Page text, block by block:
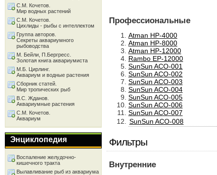
Профессиональные
Atman HP-4000
Atman HP-8000
Atman HP-12000
Rambo EP-12000
SunSun ACO-001
SunSun ACO-002
SunSun ACO-003
SunSun ACO-004
SunSun ACO-005
SunSun ACO-006
SunSun ACO-007
SunSun ACO-008
Фильтры
Внутренние
С.М. Кочетов.
Мир водных растений
С.М. Кочетов.
Цихлиды - рыбы с интеллектом
Группа авторов.
Секреты аквариумного
рыбоводства
М. Бейли, П.Бергресс.
Золотая книга аквариумиста
М.Б. Цирлинг.
Аквариум и водные растения
Сборник статей.
Мир тропических рыб
В.С. Жданов.
Аквариумные растения
С.М. Кочетов.
Аквариум
Энциклопедия
Воспаление желудочно-
кишечного тракта
Вылавливание рыб из аквариума